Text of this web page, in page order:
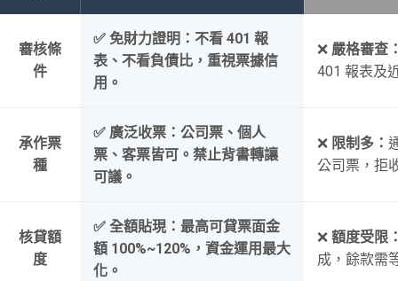
審核條
件
✅ 免財力證明： 不看 401 報
表、不看負債比，重視票據信
用。
❌ 嚴格審查
401 報表及
承作票
種
✅ 廣泛收票： 公司票、個人
票、客票皆可。禁止背書轉讓
可議。
❌ 限制多：
公司票，拒
核貸額
度
✅ 全額貼現： 最高可貸票面金
額 100%~120%，資金運用最大
化。
❌ 額度受限
成，餘款需